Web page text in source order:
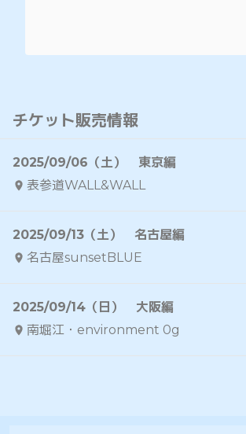
チケット販売情報
2025/09/06（土） 東京編
表参道WALL&WALL
2025/09/13（土） 名古屋編
名古屋sunsetBLUE
2025/09/14（日） 大阪編
南堀江・environment 0g